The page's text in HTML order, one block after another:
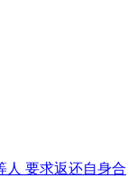
人 要求返还自身合